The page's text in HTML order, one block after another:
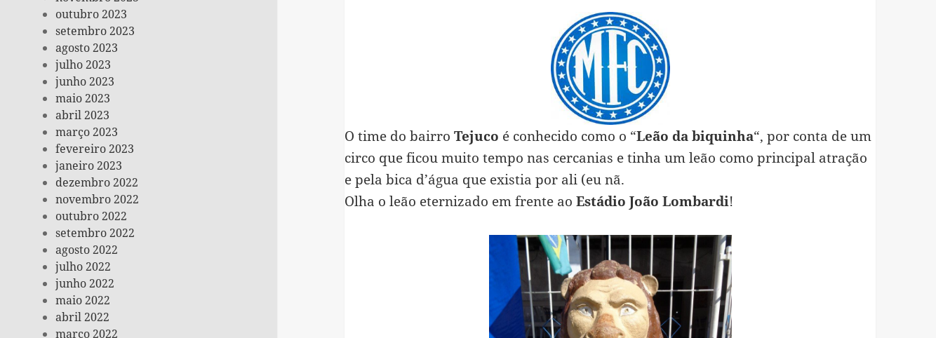
outubro 2023
setembro 2023
agosto 2023
julho 2023
junho 2023
maio 2023
abril 2023
março 2023
fevereiro 2023
janeiro 2023
dezembro 2022
novembro 2022
outubro 2022
setembro 2022
agosto 2022
julho 2022
junho 2022
maio 2022
abril 2022
março 2022
O time do bairro Tejuco é conhecido como o “Leão da biquinha“, por conta de um
circo que ficou muito tempo nas cercanias e tinha um leão como principal atração
e pela bica d’água que existia por ali (eu nã.
Olha o leão eternizado em frente ao Estádio João Lombardi!